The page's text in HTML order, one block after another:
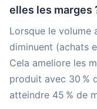
elles les marges
Lorsque le volume
diminuent (achats
Cela ameliore les
produit avec 30 %
atteindre 45 % de